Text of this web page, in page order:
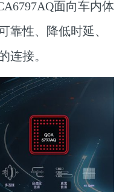
面向车内体
靠性、降低时延、
连接。